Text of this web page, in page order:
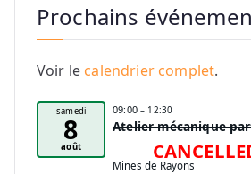
Prochains
Voir le calendrier complet.
samedi
8
août
09:00 – 12:30
Atelier mécanique
Mines de Rayons